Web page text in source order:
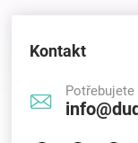
Kontakt